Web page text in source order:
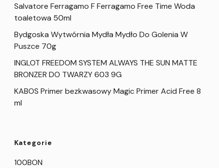
Salvatore Ferragamo F Ferragamo Free Time Woda
toaletowa 50ml
Bydgoska Wytwórnia Mydła Mydło Do Golenia W
Puszce 70g
INGLOT FREEDOM SYSTEM ALWAYS THE SUN MATTE
BRONZER DO TWARZY 603 9G
KABOS Primer bezkwasowy Magic Primer Acid Free 8
ml
Kategorie
100BON